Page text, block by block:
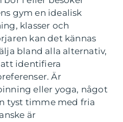
gym en idealisk
klasser och
kan det kännas
bland alla alternativ,
identifiera
Är
eller yoga, något
tyst timme med fria
är